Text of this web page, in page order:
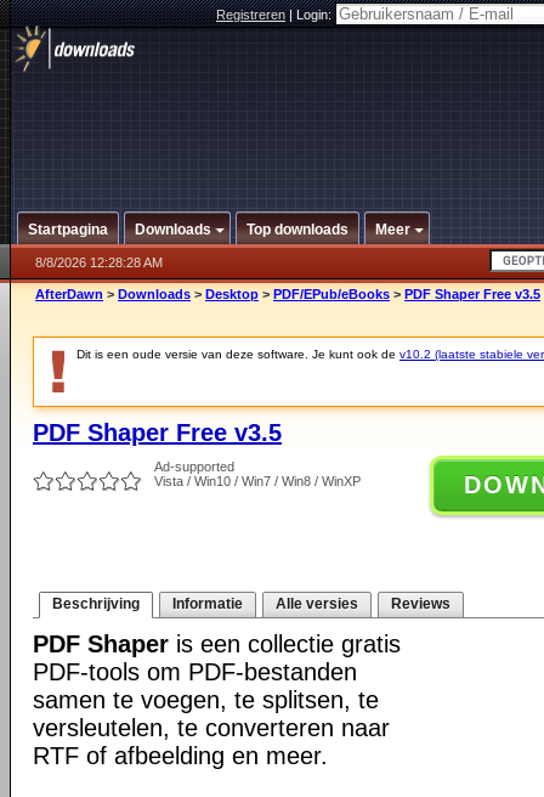
Registreren|Login:
Startpagina Downloads Top downloads Meer
8/8/2026 12:28:28 AM
AfterDawn > Downloads > Desktop > PDF/EPub/eBooks > PDF Shaper Free v3.5
Dit is een oude versie van deze software. Je kunt ook de v10.2 (laatste stabiele
PDF Shaper Free v3.5
Ad-supported
Vista / Win10 / Win7 / Win8 / WinXP
Beschrijving Informatie Alle versies Reviews
PDF Shaper is een collectie gratis
PDF-tools om PDF-bestanden
samen te voegen, te splitsen, te
versleutelen, te converteren naar
RTF of afbeelding en meer.